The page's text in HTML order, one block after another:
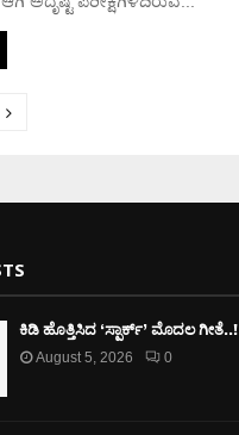
ಕಿಡಿ‌‌ ಹೊತ್ತಿಸಿದ ‘ಸ್ಪಾರ್ಕ್’ ಮೊದಲ‌ ಗೀತೆ..!
August 5, 2026 0